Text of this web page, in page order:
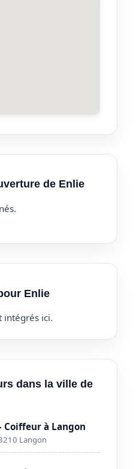
de Enlie
Enlie
intégrés ici.
dans la ville de
Coiffeur à Langon
Langon